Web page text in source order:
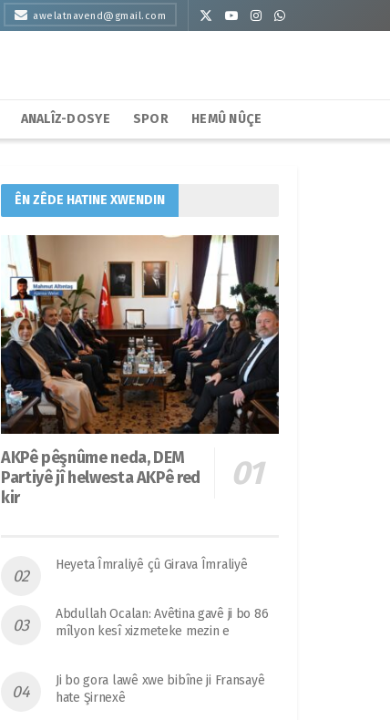
awelatnavend@gmail.com
ANALÎZ-DOSYE SPOR HEMÛ NÛÇE
ÊN ZÊDE HATINE XWENDIN
AKPê pêşnûme neda, DEM
Partiyê jî helwesta AKPê red
kir
Heyeta Îmraliyê çû Girava Îmraliyê
Abdullah Ocalan: Avêtina gavê ji bo 86
mîlyon kesî xizmeteke mezin e
Ji bo gora lawê xwe bibîne ji Fransayê
hate Şirnexê